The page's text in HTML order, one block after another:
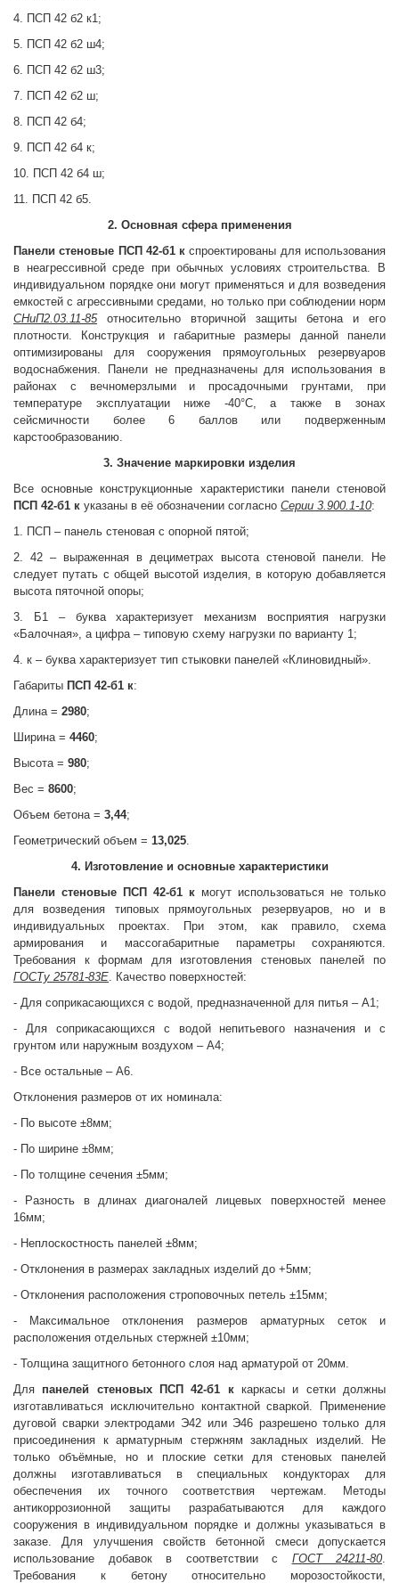
4. ПСП 42 б2 к1;
5. ПСП 42 б2 ш4;
6. ПСП 42 б2 ш3;
7. ПСП 42 б2 ш;
8. ПСП 42 б4;
9. ПСП 42 б4 к;
10. ПСП 42 б4 ш;
11. ПСП 42 б5.
2. Основная сфера применения
Панели стеновые ПСП 42-б1 к спроектированы для использования
в неагрессивной среде при обычных условиях строительства. В
индивидуальном порядке они могут применяться и для возведения
емкостей с агрессивными средами, но только при соблюдении норм
СНиП2.03.11-85относительно вторичной защиты бетона и его
плотности. Конструкция и габаритные размеры данной панели
оптимизированы для сооружения прямоугольных резервуаров
водоснабжения. Панели не предназначены для использования в
районах с вечномерзлыми и просадочными грунтами, при
температуре эксплуатации ниже -40°С, а также в зонах
сейсмичности более 6 баллов или подверженным
карстообразованию.
3. Значение маркировки изделия
Все основные конструкционные характеристики панели стеновой
ПСП 42-б1 к указаны в её обозначении согласно Серии 3.900.1-10:
1. ПСП – панель стеновая с опорной пятой;
2. 42 – выраженная в дециметрах высота стеновой панели. Не
следует путать с общей высотой изделия, в которую добавляется
высота пяточной опоры;
3. Б1 – буква характеризует механизм восприятия нагрузки
«Балочная», а цифра – типовую схему нагрузки по варианту 1;
4. к – буква характеризует тип стыковки панелей «Клиновидный».
Габариты ПСП 42-б1 к:
Длина = 2980;
Ширина = 4460;
Высота = 980;
Вес = 8600;
Объем бетона = 3,44;
Геометрический объем = 13,025.
4. Изготовление и основные характеристики
Панели стеновые ПСП 42-б1 к могут использоваться не только
для возведения типовых прямоугольных резервуаров, но и в
индивидуальных проектах. При этом, как правило, схема
армирования и массогабаритные параметры сохраняются.
Требования к формам для изготовления стеновых панелей по
ГОСТу 25781-83Е. Качество поверхностей:
- Для соприкасающихся с водой, предназначенной для питья – А1;
- Для соприкасающихся с водой непитьевого назначения и с
грунтом или наружным воздухом – А4;
- Все остальные – А6.
Отклонения размеров от их номинала:
- По высоте ±8мм;
- По ширине ±8мм;
- По толщине сечения ±5мм;
- Разность в длинах диагоналей лицевых поверхностей менее
16мм;
- Неплоскостность панелей ±8мм;
- Отклонения в размерах закладных изделий до +5мм;
- Отклонения расположения строповочных петель ±15мм;
- Максимальное отклонения размеров арматурных сеток и
расположения отдельных стержней ±10мм;
- Толщина защитного бетонного слоя над арматурой от 20мм.
Для панелей стеновых ПСП 42-б1 ккаркасы и сетки должны
изготавливаться исключительно контактной сваркой. Применение
дуговой сварки электродами Э42 или Э46 разрешено только для
присоединения к арматурным стержням закладных изделий. Не
только объёмные, но и плоские сетки для стеновых панелей
должны изготавливаться в специальных кондукторах для
обеспечения их точного соответствия чертежам. Методы
антикоррозионной защиты разрабатываются для каждого
сооружения в индивидуальном порядке и должны указываться в
заказе. Для улучшения свойств бетонной смеси допускается
использование добавок в соответствии с ГОСТ 24211-80.
Требования к бетону относительно морозостойкости,